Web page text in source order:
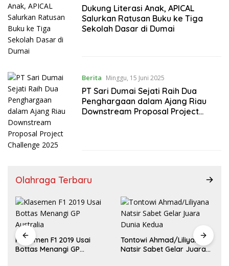
Dukung Literasi Anak, APICAL
Salurkan Ratusan Buku ke Tiga
Sekolah Dasar di Dumai
Berita Minggu, 15 Juni 2025
PT Sari Dumai Sejati Raih Dua
Penghargaan dalam Ajang Riau
Downstream Proposal Project
Olahraga Terbaru
Klasemen F1 2019 Usai
Bottas Menangi GP
Tontowi Ahmad/Liliyana
Natsir Sabet Gelar Juara